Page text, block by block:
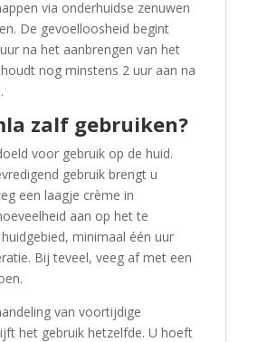
via onderhuidse zenuwen
De gevoelloosheid begint
na het aanbrengen van het
nog minstens 2 uur aan na
zalf gebruiken?
voor gebruik op de huid.
gebruik brengt u
een laagje crème in
aan op het te
minimaal één uur
Bij teveel, veeg af met een
van voortijdige
het gebruik hetzelfde. U hoeft